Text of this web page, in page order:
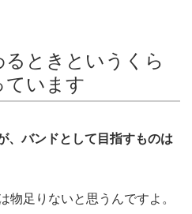
ときというくら
ています
、バンドとして目指すものは
物足りないと思うんですよ。